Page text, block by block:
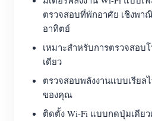
ตรวจสอบที่พักอาศัย เชิงพา
อาทิตย์
เหมาะสำหรับการตรวจสอ
เดียว
ตรวจสอบพลังงานแบบเรียล
ของคุณ
ติดตั้ง Wi-Fi แบบกดปุ่มเดียว